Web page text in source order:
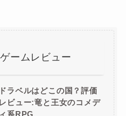
ームレビュー
ドラベルはどこの国？評価
レビュー:竜と王女のコメデ
ィ系RPG